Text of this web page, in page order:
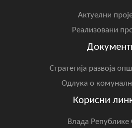
Актуелни
Реализовани
Стратегија развоја
Одлука о
Корисни
Влада Републике